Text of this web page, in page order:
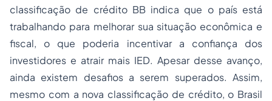
classificação de crédito BB indica que o país está
trabalhando para melhorar sua situação econômica e
fiscal, o que poderia incentivar a confiança dos
investidores e atrair mais IED. Apesar desse avanço,
ainda existem desafios a serem superados. Assim,
mesmo com a nova classificação de crédito, o Brasil